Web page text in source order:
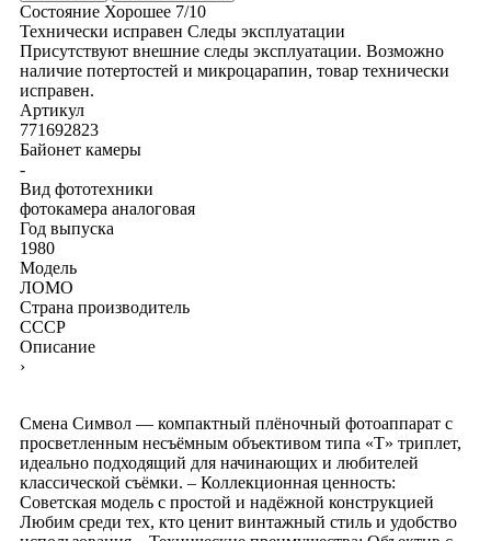
Состояние Хорошее 7/10
Технически исправен Следы эксплуатации
Присутствуют внешние следы эксплуатации. Возможно
наличие потертостей и микроцарапин, товар технически
исправен.
Артикул
771692823
Байонет камеры
-
Вид фототехники
фотокамера аналоговая
Год выпуска
1980
Модель
ЛОМО
Страна производитель
СССР
Описание
›
Смена Символ — компактный плёночный фотоаппарат с
просветленным несъёмным объективом типа «Т» триплет,
идеально подходящий для начинающих и любителей
классической съёмки. – Коллекционная ценность:
Советская модель с простой и надёжной конструкцией
Любим среди тех, кто ценит винтажный стиль и удобство